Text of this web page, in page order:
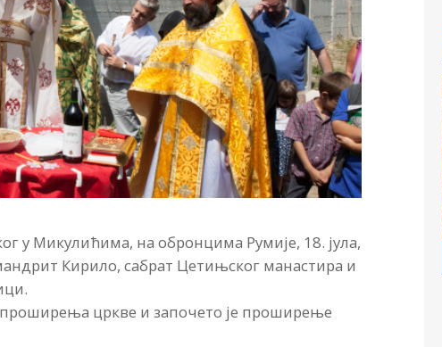
у Микулићима, на обронцима Румије, 18. јула,
Кирило, сабрат Цетињског манастира и
проширења цркве и започето је проширење